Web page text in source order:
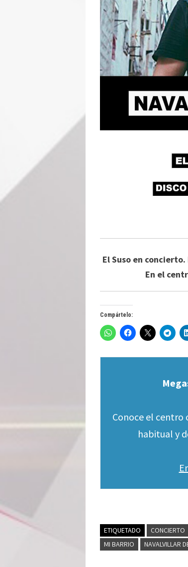
El Suso en
En el
Compártelo:
Conoce el
habitual y
ETIQUETADO CONCIERTO
MI BARRIO
NAVALVILLAR